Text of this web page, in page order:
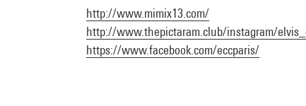
http://www.mimix13.com/
http://www.thepictaram.club/instagram/
https://www.facebook.com/eccparis/